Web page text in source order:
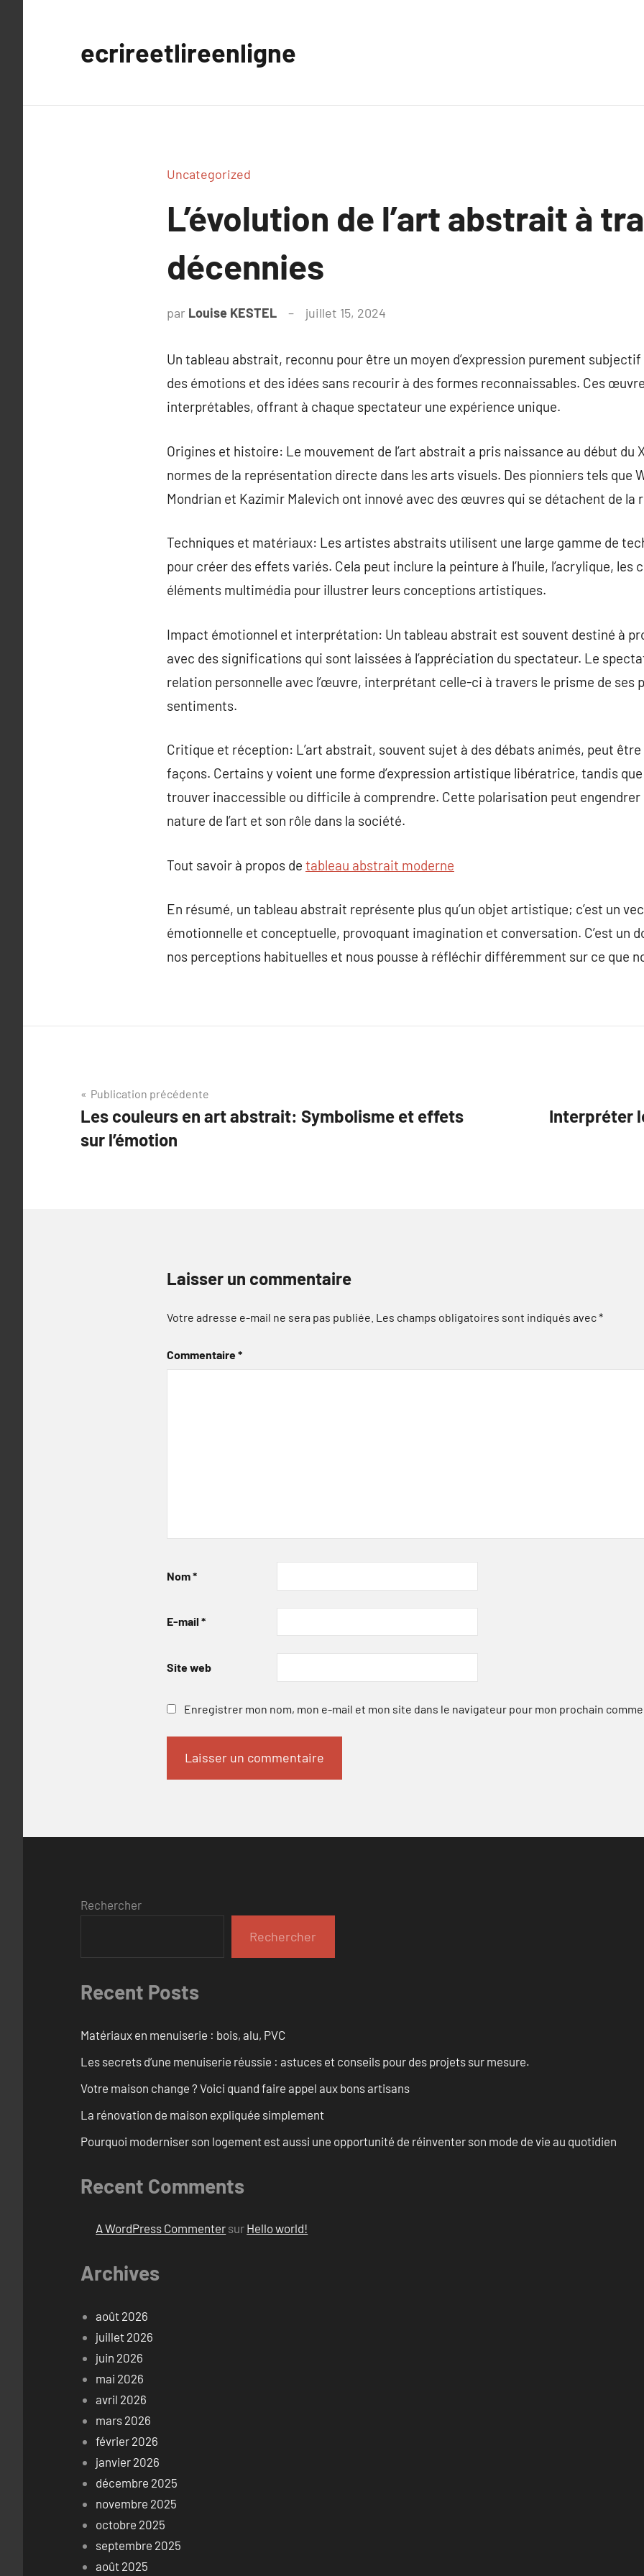
ecrireetlireenligne
Uncategorized
L’évolution de l’art abstrait à
décennies
par Louise KESTEL juillet 15, 2024
Un tableau abstrait, reconnu pour être un moyen d’expression purement subjectif
des émotions et des idées sans recourir à des formes reconnaissables. Ces
interprétables, offrant à chaque spectateur une expérience unique.
Origines et histoire: Le mouvement de l’art abstrait a pris naissance au début du
normes de la représentation directe dans les arts visuels. Des pionniers tels que
Mondrian et Kazimir Malevich ont innové avec des œuvres qui se détachent de
Techniques et matériaux: Les artistes abstraits utilisent une large gamme de
pour créer des effets variés. Cela peut inclure la peinture à l’huile, l’acrylique, les
éléments multimédia pour illustrer leurs conceptions artistiques.
Impact émotionnel et interprétation: Un tableau abstrait est souvent destiné à
avec des significations qui sont laissées à l’appréciation du spectateur. Le
relation personnelle avec l’œuvre, interprétant celle-ci à travers le prisme de ses
sentiments.
Critique et réception: L’art abstrait, souvent sujet à des débats animés, peut
façons. Certains y voient une forme d’expression artistique libératrice, tandis que
trouver inaccessible ou difficile à comprendre. Cette polarisation peut engendrer
nature de l’art et son rôle dans la société.
Tout savoir à propos de tableau abstrait moderne
En résumé, un tableau abstrait représente plus qu’un objet artistique; c’est un
émotionnelle et conceptuelle, provoquant imagination et conversation. C’est un
nos perceptions habituelles et nous pousse à réfléchir différemment sur ce que
Navigation
de
l’article
Publication précédente
Les couleurs en art abstrait: Symbolisme et effets
sur l’émotion
Interpréter
Laisser un commentaire
Votre adresse e-mail ne sera pas publiée. Les champs obligatoires sont indiqués avec*
Commentaire*
Nom*
E-mail *
Site web
Enregistrer mon nom, mon e-mail et mon site dans le navigateur pour mon prochain
Rechercher
Rechercher
Recent Posts
Matériaux en menuiserie : bois, alu, PVC
Les secrets d’une menuiserie réussie : astuces et conseils pour des projets sur mesure.
Votre maison change ? Voici quand faire appel aux bons artisans
La rénovation de maison expliquée simplement
Pourquoi moderniser son logement est aussi une opportunité de réinventer son mode de vie au quotidien
Recent Comments
A WordPress Commenter sur Hello world!
Archives
août 2026
juillet 2026
juin 2026
mai 2026
avril 2026
mars 2026
février 2026
janvier 2026
décembre 2025
novembre 2025
octobre 2025
septembre 2025
août 2025